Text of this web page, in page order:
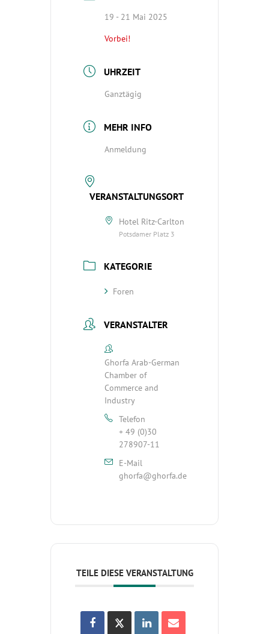
19 - 21 Mai 2025
Vorbei!
UHRZEIT
Ganztägig
MEHR INFO
Anmeldung
VERANSTALTUNGSORT
Hotel Ritz-Carlton
Potsdamer Platz 3
KATEGORIE
Foren
VERANSTALTER
Ghorfa Arab-German
Chamber of
Commerce and
Industry
Telefon
+ 49 (0)30
278907-11
E-Mail
ghorfa@ghorfa.de
TEILE DIESE VERANSTALTUNG